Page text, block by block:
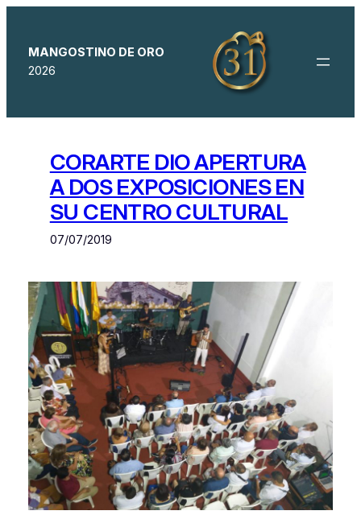
contenido
MANGOSTINO DE ORO
2026
CORARTE DIO APERTURA
A DOS EXPOSICIONES EN
SU CENTRO CULTURAL
07/07/2019